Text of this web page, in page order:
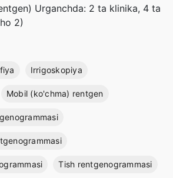
Urganchda: 2 ta klinika, 4 ta
2)
Irrigoskopiya
Mobil (ko'chma) rentgen
Tish rentgenogrammasi